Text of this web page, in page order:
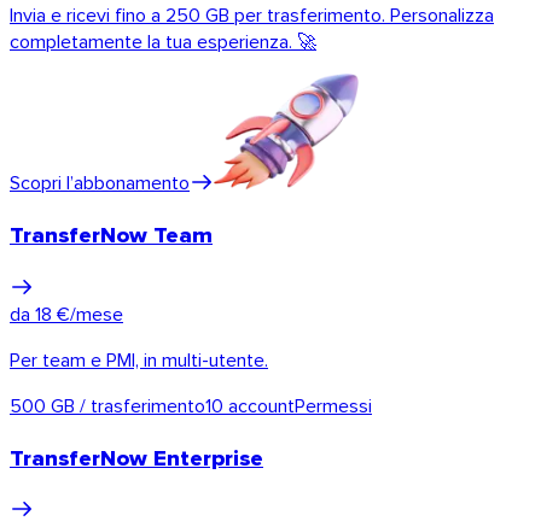
Chrome & Gmail
Invia e ricevi fino a 250 GB per trasferimento. Personalizza
completamente la tua esperienza. 🚀
Scopri l’abbonamento
TransferNow Team
da 18 €/mese
Per team e PMI, in multi-utente.
500 GB / trasferimento10 accountPermessi
TransferNow Enterprise